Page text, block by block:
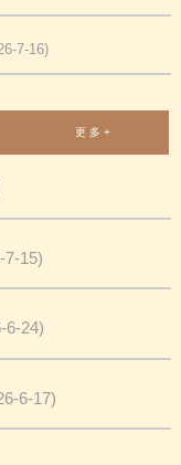
7-16)
更 多 +
7-15)
6-24)
6-17)